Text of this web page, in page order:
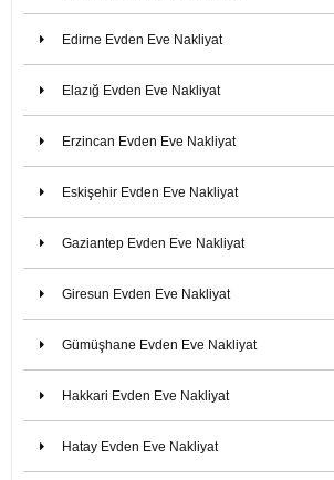
Edirne Evden Eve Nakliyat
Elazığ Evden Eve Nakliyat
Erzincan Evden Eve Nakliyat
Eskişehir Evden Eve Nakliyat
Gaziantep Evden Eve Nakliyat
Giresun Evden Eve Nakliyat
Gümüşhane Evden Eve Nakliyat
Hakkari Evden Eve Nakliyat
Hatay Evden Eve Nakliyat